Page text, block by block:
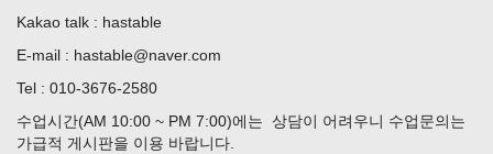
Kakao talk : hastable
E-mail : hastable@naver.com
Tel : 010-3676-2580
수업시간(AM 10:00 ~ PM 7:00)에는 상담이 어려우니 수업문의는
가급적 게시판을 이용 바랍니다.